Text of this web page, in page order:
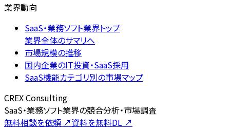
業界動向
SaaS・業務ソフト業界トップ
業界全体のサマリへ
市場規模の推移
国内企業のIT投資・SaaS採用
SaaS機能カテゴリ別の市場マップ
CREX Consulting
SaaS・業務ソフト業界の競合分析・市場調査
無料相談を依頼 ↗資料を無料DL ↗